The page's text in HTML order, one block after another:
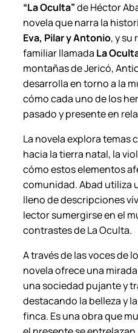
o
l
i
n
c
e
.
c
a
n
t
i
d
a
d
“La Oculta”de Héctor
novela que narra la
Eva, Pilar y Antonio, y su
familiar llamada La
montañas de Jericó,
desarrolla en torno a la
cómo cada uno de los
pasado y presente en
La novela explora temas
hacia la tierra natal, la
cómo estos elementos
comunidad. Abad utiliza
lleno de descripciones
lector sumergirse en el
contrastes de La Oculta.
A través de las voces de
novela ofrece una
una sociedad pujante y
destacando la belleza y
finca. Es una obra que